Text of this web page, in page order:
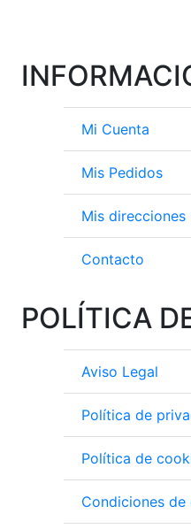
Mi Cuenta
Mis Pedidos
Mis direcciones
Contacto
POLÍTICA
Aviso Legal
Política de
Política de
Condiciones de